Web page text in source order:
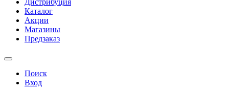
Дистрибуция
Каталог
Акции
Магазины
Предзаказ
Поиск
Вход